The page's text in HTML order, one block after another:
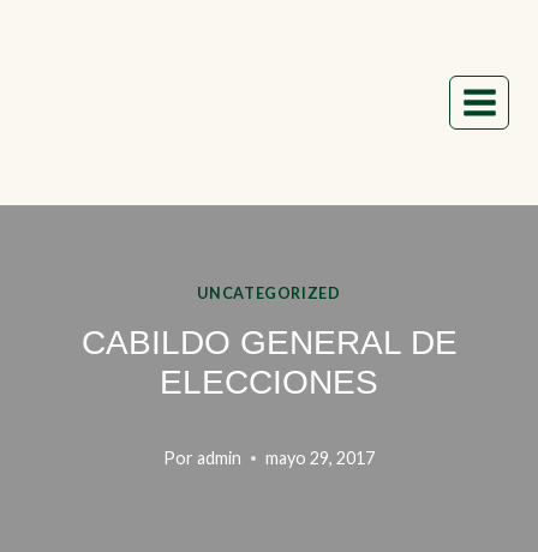
UNCATEGORIZED
CABILDO GENERAL DE
ELECCIONES
Por admin mayo 29, 2017